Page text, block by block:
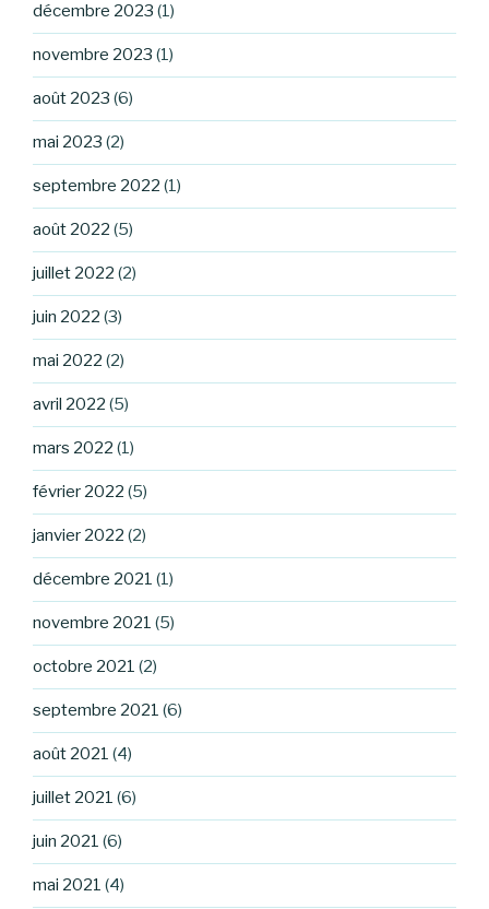
décembre 2023 (1)
novembre 2023 (1)
août 2023 (6)
mai 2023 (2)
septembre 2022 (1)
août 2022 (5)
juillet 2022 (2)
juin 2022 (3)
mai 2022 (2)
avril 2022 (5)
mars 2022 (1)
février 2022 (5)
janvier 2022 (2)
décembre 2021 (1)
novembre 2021 (5)
octobre 2021 (2)
septembre 2021 (6)
août 2021 (4)
juillet 2021 (6)
juin 2021 (6)
mai 2021 (4)